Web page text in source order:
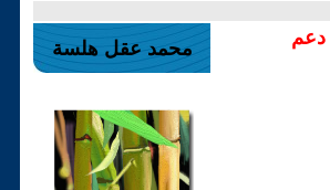
دعم
محمد عقل هلسة